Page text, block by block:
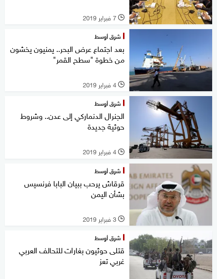
l 7 فبراير 2019
شرق أوسط
بعد اجتماع عرض البحر.. يمنيون يخشون
من خطوة "سطح القمر"
l 4 فبراير 2019
شرق أوسط
الجنرال الدنماركي إلى عدن.. وشروط
حوثية جديدة
l 4 فبراير 2019
شرق أوسط
قرقاش يرحب ببيان البابا فرنسيس
بشأن اليمن
l 3 فبراير 2019
شرق أوسط
قتلى حوثيون بغارات للتحالف العربي
غربي تعز